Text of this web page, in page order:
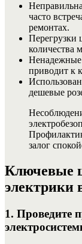
часто
ремонтах.
количества
Ненадежные
приводит к
дешевые
залог
Ключевые
электрики
1. Проведите